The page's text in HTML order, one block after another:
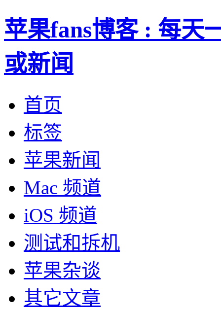
苹果fans博客 : 每天
或新闻
首页
标签
苹果新闻
Mac 频道
iOS 频道
测试和拆机
苹果杂谈
其它文章